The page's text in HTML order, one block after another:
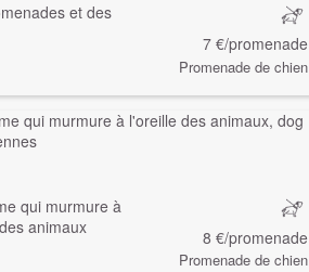
et des
7 €/promenade
Promenade de chien
qui murmure à
animaux
8 €/promenade
Promenade de chien